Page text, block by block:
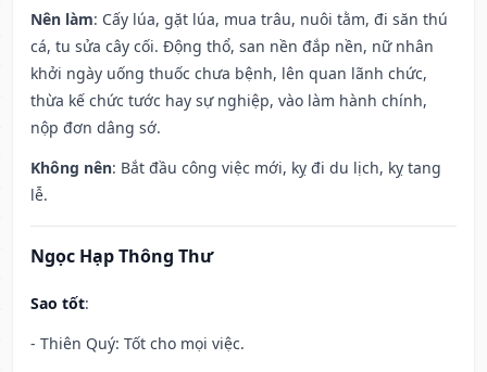
Nên làm: Cấy lúa, gặt lúa, mua trâu, nuôi tằm, đi săn thú
cá, tu sửa cây cối. Động thổ, san nền đắp nền, nữ nhân
khởi ngày uống thuốc chưa bệnh, lên quan lãnh chức,
thừa kế chức tước hay sự nghiệp, vào làm hành chính,
nộp đơn dâng sớ.
Không nên: Bắt đầu công việc mới, kỵ đi du lịch, kỵ tang
lễ.
Ngọc Hạp Thông Thư
Sao tốt:
- Thiên Quý: Tốt cho mọi việc.